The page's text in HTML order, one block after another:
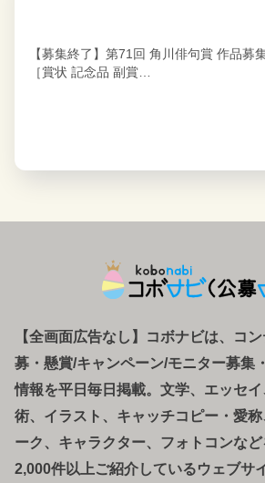
【募集終了】第71回 角川俳句賞 作品募
［賞状 記念品 副賞…
【全画面広告なし】コボナビは、コ
募 ・ 懸賞/キャンペーン/モニター募集
情報を平日毎日掲載。文学、エッセ
術、イラスト、キャッチコピー・愛
ーク、キャラクター、フォトコンな
2,000件以上ご紹介しているウェブサ